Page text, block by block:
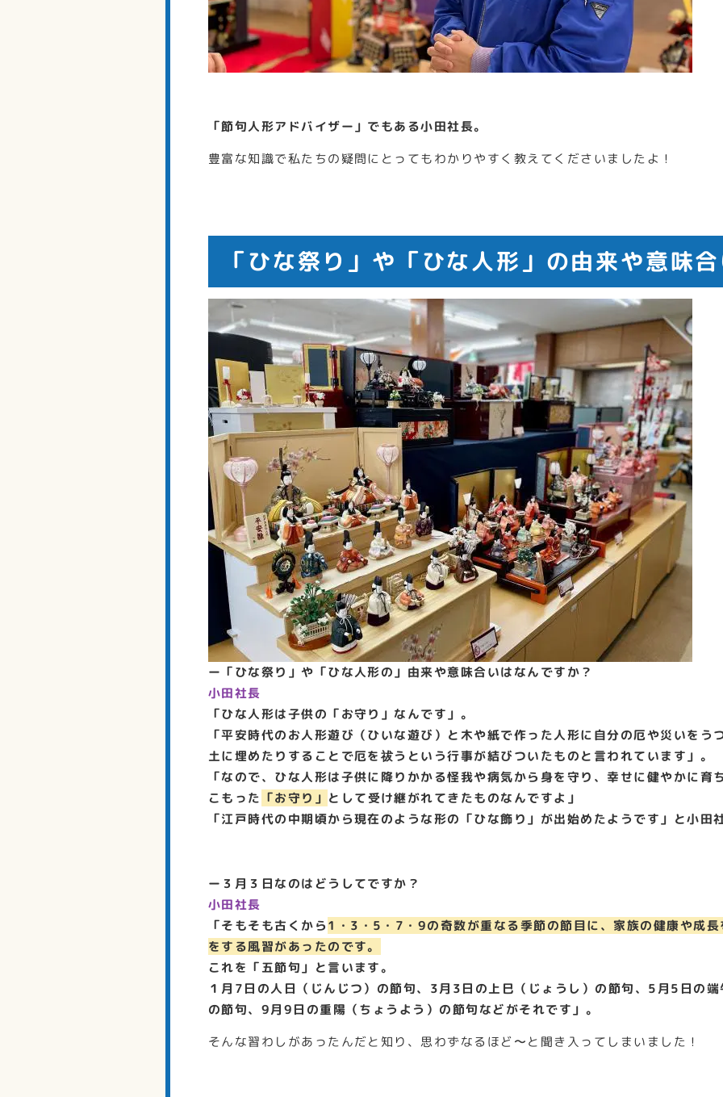
「節句人形アドバイザー」でもある小田社長。
豊富な知識で私たちの疑問にとってもわかりやすく教えてくださいましたよ！
「ひな祭り」や「ひな人形」の由来や意味
ー「ひな祭り」や「ひな人形の」由来や意味合いはなんですか？
小田社長
「ひな人形は子供の「お守り」なんです」。
「平安時代のお人形遊び（ひいな遊び）と木や紙で作った人形に自分の厄や災いをう
土に埋めたりすることで厄を祓うという行事が結びついたものと言われています」。
「なので、ひな人形は子供に降りかかる怪我や病気から身を守り、幸せに健やかに育
こもった 「お守り」 として受け継がれてきたものなんですよ」
「江戸時代の中期頃から現在のような形の「ひな飾り」が出始めたようです」と小田
ー３月３日なのはどうしてですか？
小田社長
「そもそも古くから1・3・5・7・9の奇数が重なる季節の節目に、家族の健康や成
をする風習があったのです。
これを「五節句」と言います。
１月7日の人日（じんじつ）の節句、3月3日の上巳（じょうし）の節句、5月5日の
の節句、9月9日の重陽（ちょうよう）の節句などがそれです」。
そんな習わしがあったんだと知り、思わずなるほど〜と聞き入ってしまいました！